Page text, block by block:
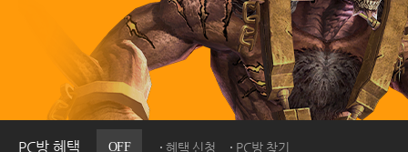
PC방 혜택 OFF 혜택 신청 PC방 찾기
히스토리
PC방으로간다
세부가이드
통합보급센터